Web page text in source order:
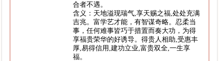
合者不遇。
含义：天地溢现瑞气,享天赐之福,处处充满
吉兆。富学艺才能，有智谋奇略。忍柔当
事，任何难事皆巧于措置而奏大功，为得
享福贵荣华的好诱导。得贵人相助,受惠丰
厚,易得信用,建功立业,富贵双全,一生享
福。